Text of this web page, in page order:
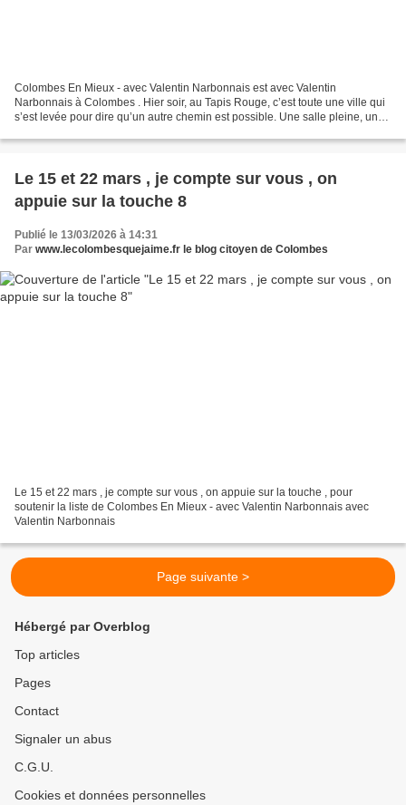
Colombes En Mieux - avec Valentin Narbonnais est avec Valentin
Narbonnais à Colombes . Hier soir, au Tapis Rouge, c’est toute une ville qui
s’est levée pour dire qu’un autre chemin est possible. Une salle pleine, une
Le 15 et 22 mars , je compte sur vous , on
appuie sur la touche 8
Publié le 13/03/2026 à 14:31
Par www.lecolombesquejaime.fr le blog citoyen de Colombes
Le 15 et 22 mars , je compte sur vous , on appuie sur la touche , pour
soutenir la liste de Colombes En Mieux - avec Valentin Narbonnais avec
Valentin Narbonnais
Page suivante >
Hébergé par Overblog
Top articles
Pages
Contact
Signaler un abus
C.G.U.
Cookies et données personnelles